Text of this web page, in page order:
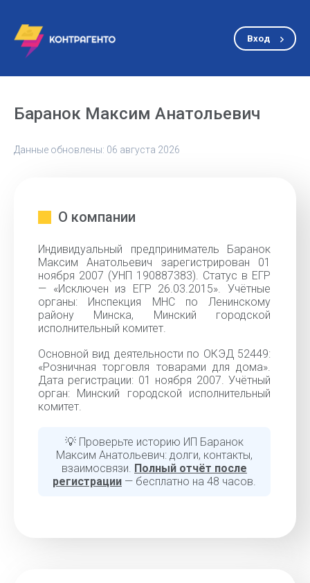
Вход
Баранок Максим Анатольевич
Данные обновлены: 06 августа 2026
О компании
Индивидуальный предприниматель Баранок
Максим Анатольевич зарегистрирован 01
ноября 2007 (УНП 190887383). Статус в ЕГР
— «Исключен из ЕГР 26.03.2015». Учётные
органы: Инспекция МНС по Ленинскому
району Минска, Минский городской
исполнительный комитет.
Основной вид деятельности по ОКЭД 52449:
«Розничная торговля товарами для дома».
Дата регистрации: 01 ноября 2007. Учётный
орган: Минский городской исполнительный
комитет.
💡 Проверьте историю ИП Баранок
Максим Анатольевич: долги, контакты,
взаимосвязи. Полный отчёт после
регистрации — бесплатно на 48 часов.